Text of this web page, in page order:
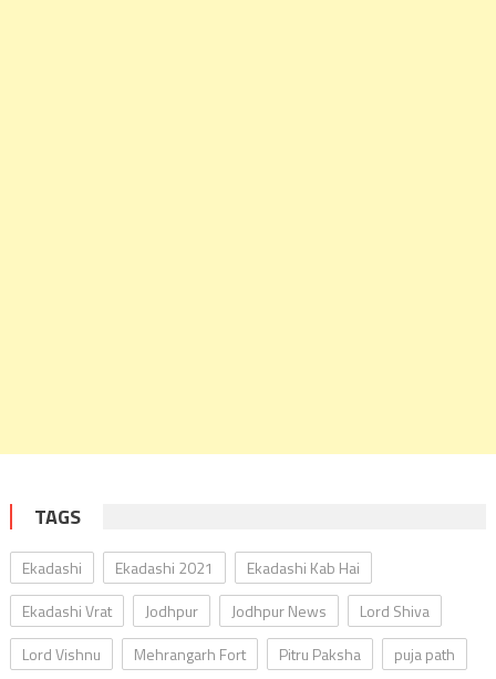
TAGS
Ekadashi Ekadashi 2021
Ekadashi Kab Hai
Ekadashi Vrat
Jodhpur Jodhpur News
Lord Shiva
Lord Vishnu
Mehrangarh Fort Pitru Paksha
puja path